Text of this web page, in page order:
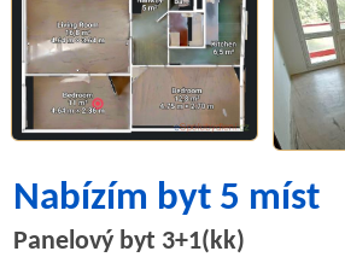
Nabízím byt 5 míst
Panelový byt 3+1(kk)